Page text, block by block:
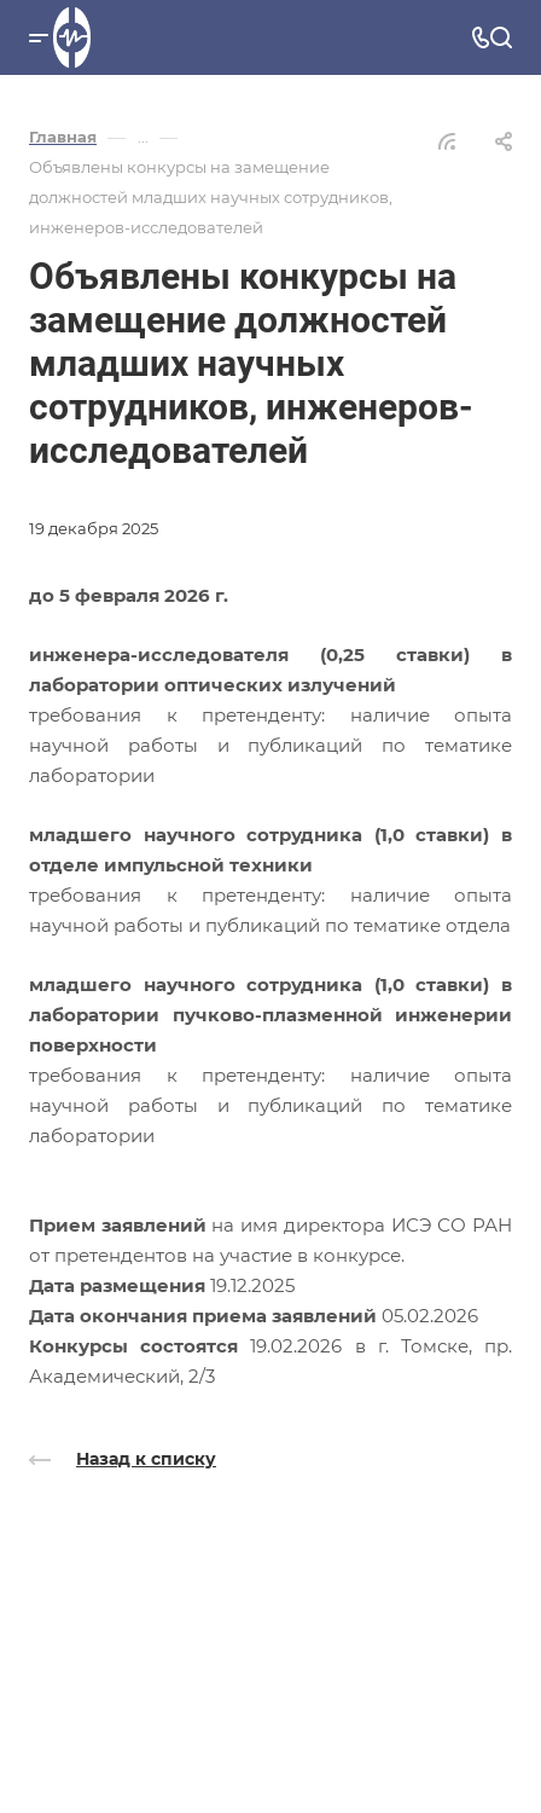
Главная — —
Объявлены конкурсы на замещение
должностей младших научных сотрудников,
инженеров-исследователей
Объявлены конкурсы на
замещение должностей
младших научных
сотрудников, инженеров-
исследователей
19 декабря 2025
до 5 февраля 2026 г.
инженера-исследователя (0,25 ставки) в
лаборатории оптических излучений
требования к претенденту: наличие опыта
научной работы и публикаций по тематике
лаборатории
младшего научного сотрудника (1,0 ставки) в
отделе импульсной техники
требования к претенденту: наличие опыта
научной работы и публикаций по тематике отдела
младшего научного сотрудника (1,0 ставки) в
лаборатории пучково-плазменной инженерии
поверхности
требования к претенденту: наличие опыта
научной работы и публикаций по тематике
лаборатории
Прием заявлений на имя директора ИСЭ СО РАН
от претендентов на участие в конкурсе.
Дата размещения 19.12.2025
Дата окончания приема заявлений 05.02.2026
Конкурсы состоятся19.02.2026 в г. Томске, пр.
Академический, 2/3
Назад к списку